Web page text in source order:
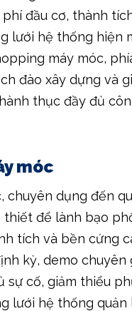
đào xây dựng và
thục đầy đủ
móc
chuyên dụng đến
tích và bền cứng
kỳ, demo chuyên
sự cố, giảm thiểu
lưới hệ thống quản
lưu lại phí tu
xây dựng thợ
cũng chính là